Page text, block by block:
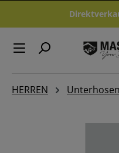
Zum Hauptinhalt springen
HERREN Unterhosen